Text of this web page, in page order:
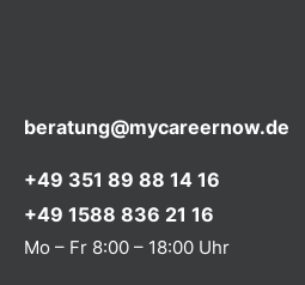
beratung@mycareernow.de
+49 351 89 88 14 16
+49 1588 836 21 16
Mo – Fr 8:00 – 18:00 Uhr